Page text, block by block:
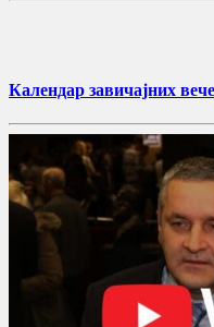
Календар завичајних